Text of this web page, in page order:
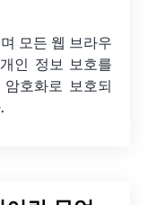
모든 웹 브라우
인 정보 보호를
호화로 보호되